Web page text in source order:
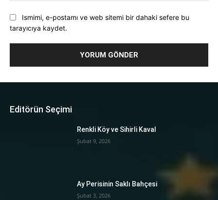
Ismimi, e-postamı ve web sitemi bir dahaki sefere bu
tarayıcıya kaydet.
Editörün Seçimi
Renkli Köy ve Sihirli Kaval
Şubat 9, 2026
Ay Perisinin Saklı Bahçesi
Şubat 3, 2026